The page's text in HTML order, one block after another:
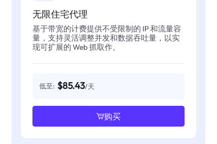
无限住宅代理
基于带宽的计费提供不受限制的 IP 和流量容
量，支持灵活调整并发和数据吞吐量，以实
现可扩展的 Web 抓取作。
低至: $85.43/天
购买